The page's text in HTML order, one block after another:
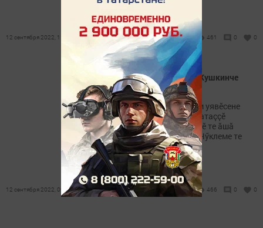
12 сентября 2022, 11:57 461 0 0
Буряти чăвашӗсем Кăнна Кушкинче
пулнă
Теччӗ районӗнчи чăвашсем уявӗсене
сивӗ вăхăтра ирттерме юратаççӗ
пулмалла. Вӗсен Çăварнийӗ те ăшă
вăхăтра иртмест, кăçалхи Чӳклеме те
хӗвелпе савăнтармарӗ.
12 сентября 2022, 09:32 466 0 0